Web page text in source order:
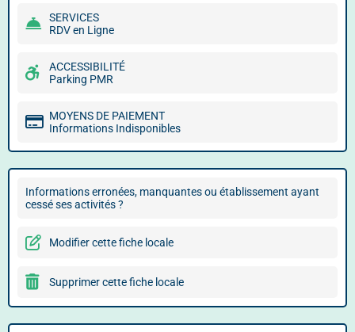
SERVICES
RDV en Ligne
ACCESSIBILITÉ
Parking PMR
MOYENS DE PAIEMENT
Informations Indisponibles
Informations erronées, manquantes ou établissement ayant
cessé ses activités ?
Modifier cette fiche locale
Supprimer cette fiche locale